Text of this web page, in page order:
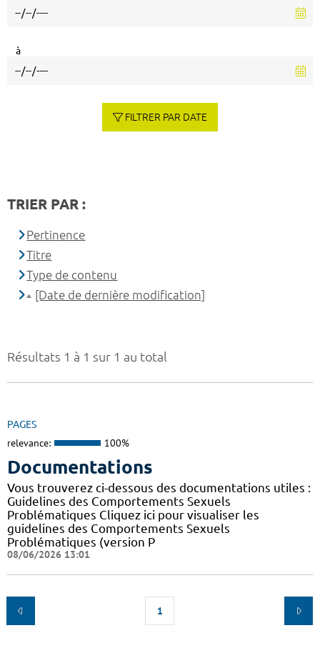
Résultats 1 à 1 sur 1 au total
PAGES
relevance: 100%
Documentations
Vous trouverez ci-dessous des documentations utiles :
Guidelines des Comportements Sexuels
Problématiques Cliquez ici pour visualiser les
guidelines des Comportements Sexuels
Problématiques (version P
08/06/2026 13:01
1
à
FILTRER PAR DATE
TRIER PAR :
Pertinence
Titre
Type de contenu
[Date de dernière modification]